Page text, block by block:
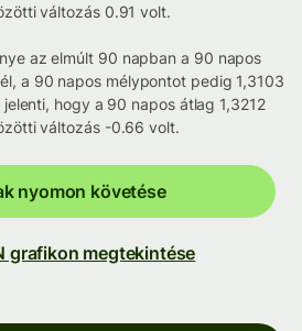
változás 0.91 volt.
az elmúlt 90 napban a 90 napos
a 90 napos mélypontot pedig 1,3103
hogy a 90 napos átlag 1,3212
változás -0.66 volt.
nyomon követése
grafikon megtekintése